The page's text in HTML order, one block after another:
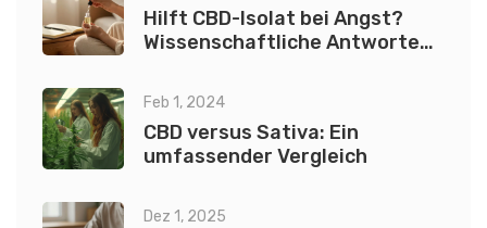
Hilft CBD-Isolat bei Angst?
Wissenschaftliche Antworten
Feb 1, 2024
CBD versus Sativa: Ein
umfassender Vergleich
Dez 1, 2025